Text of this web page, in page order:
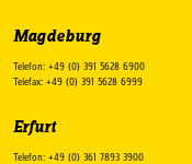
Magdeburg
Telefon: +49 (0) 391 5628 6900
Telefax: +49 (0) 391 5628 6999
Erfurt
Telefon: +49 (0) 361 7893 3900